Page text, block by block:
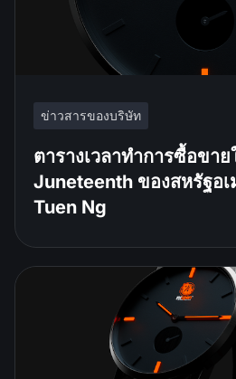
ข่าวสารของบริษัท
ตารางเวลาทำการซื้อขา
Juneteenth ของสหรัฐอเ
Tuen Ng